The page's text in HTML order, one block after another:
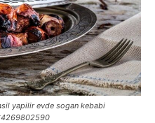
yapilir evde sogan kebabi